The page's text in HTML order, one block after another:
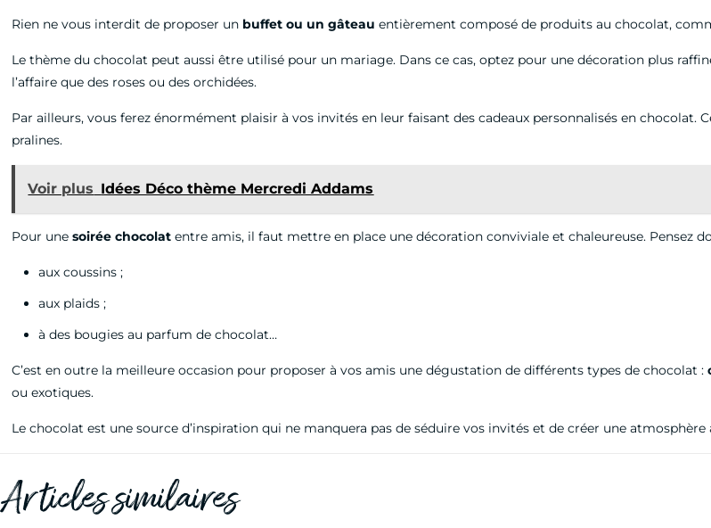
Rien ne vous interdit de proposer un buffet ou un gâteau entièrement composé de produits au chocolat,
Le thème du chocolat peut aussi être utilisé pour un mariage. Dans ce cas, optez pour une décoration plus
l’affaire que des roses ou des orchidées.
Par ailleurs, vous ferez énormément plaisir à vos invités en leur faisant des cadeaux personnalisés en
pralines.
Voir plus Idées Déco thème Mercredi Addams
Pour unesoirée chocolatentre amis, il faut mettre en place une décoration conviviale et chaleureuse. Pensez
aux coussins ;
aux plaids ;
à des bougies au parfum de chocolat…
C’est en outre la meilleure occasion pour proposer à vos amis une dégustation de différents types de chocolat :
ou exotiques.
Le chocolat est une source d’inspiration qui ne manquera pas de séduire vos invités et de créer une
Articles similaires